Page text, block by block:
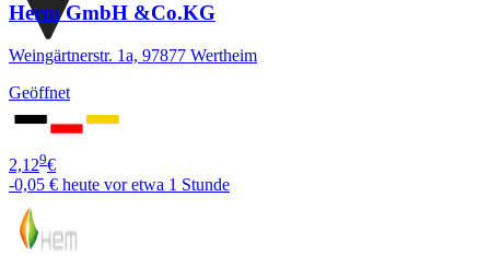
Herm GmbH &Co.KG
Weingärtnerstr. 1a, 97877 Wertheim
Geöffnet
2,129€
-0,05 € heute vor etwa 1 Stunde